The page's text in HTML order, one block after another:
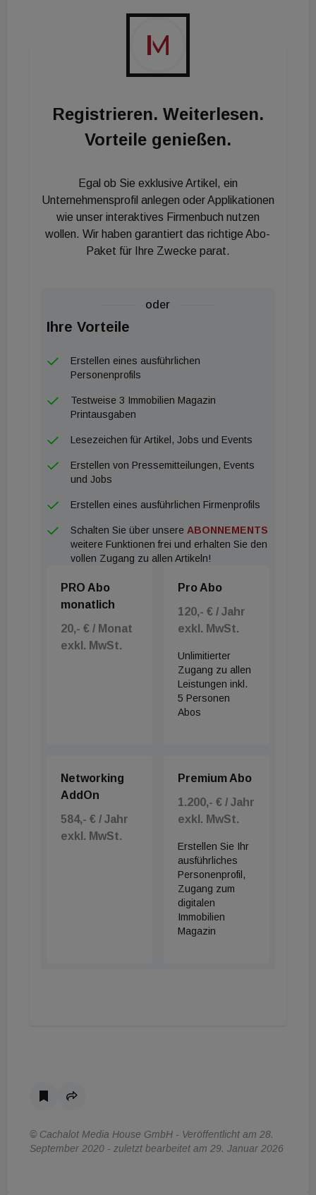
Alt und Neu miteinander verbindet.“
Registrieren. Weiterlesen.
Vorteile genießen.
Egal ob Sie exklusive Artikel, ein
Unternehmensprofil anlegen oder Applikationen
wie unser interaktives Firmenbuch nutzen
wollen. Wir haben garantiert das richtige Abo-
Paket für Ihre Zwecke parat.
oder
Ihre Vorteile
Erstellen eines ausführlichen
Personenprofils
Testweise 3 Immobilien Magazin
Printausgaben
Lesezeichen für Artikel, Jobs und Events
Erstellen von Pressemitteilungen, Events
und Jobs
Erstellen eines ausführlichen Firmenprofils
Schalten Sie über unsere ABONNEMENTS
weitere Funktionen frei und erhalten Sie den
vollen Zugang zu allen Artikeln!
PRO Abo
monatlich
20,- € / Monat
exkl. MwSt.
Pro Abo
120,- € / Jahr
exkl. MwSt.
Unlimitierter
Zugang zu allen
Leistungen inkl.
5 Personen
Abos
Networking
AddOn
584,- € / Jahr
exkl. MwSt.
Premium Abo
1.200,- € / Jahr
exkl. MwSt.
Erstellen Sie Ihr
ausführliches
Personenprofil,
Zugang zum
digitalen
Immobilien
Magazin
© Cachalot Media House GmbH - Veröffentlicht am 28.
September 2020 - zuletzt bearbeitet am 29. Januar 2026